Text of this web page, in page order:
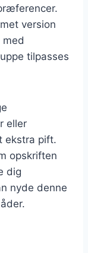
version
tilpasses
eller
ekstra pift.
opskriften
dig
nyde denne